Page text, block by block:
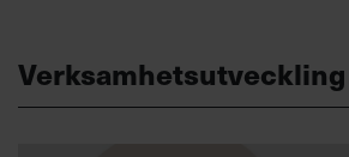
Verksamhetsutveckling